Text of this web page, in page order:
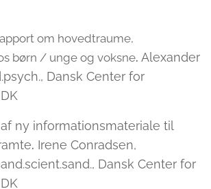
om hovedtraume,
børn / unge og voksne. Alexander
Dansk Center for
ny informationsmateriale til
. Irene Conradsen,
Dansk Center for